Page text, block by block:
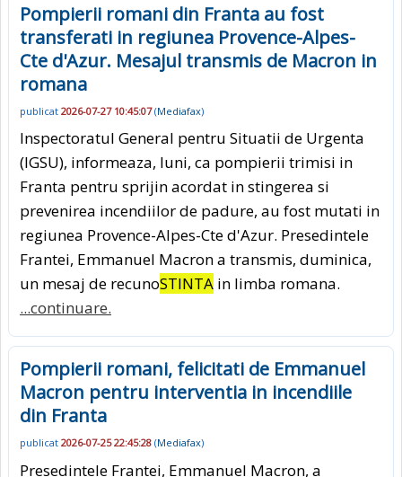
Pompierii romani din Franta au fost
transferati in regiunea Provence-Alpes-
Cte d'Azur. Mesajul transmis de Macron in
romana
publicat 2026-07-27 10:45:07(Mediafax)
Inspectoratul General pentru Situatii de Urgenta
(IGSU), informeaza, luni, ca pompierii trimisi in
Franta pentru sprijin acordat in stingerea si
prevenirea incendiilor de padure, au fost mutati in
regiunea Provence-Alpes-Cte d'Azur. Presedintele
Frantei, Emmanuel Macron a transmis, duminica,
un mesaj de recunoSTINTA in limba romana.
...continuare.
Pompierii romani, felicitati de Emmanuel
Macron pentru interventia in incendiile
din Franta
publicat 2026-07-25 22:45:28 (Mediafax)
Presedintele Frantei, Emmanuel Macron, a